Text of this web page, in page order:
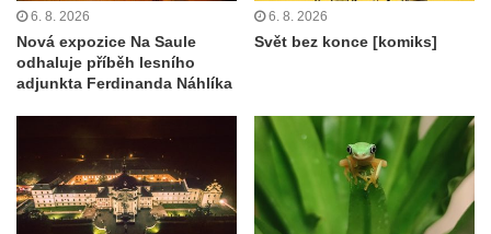
6. 8. 2026
Nová expozice Na Saule
odhaluje příběh lesního
adjunkta Ferdinanda Náhlíka
6. 8. 2026
Svět bez konce [komiks]